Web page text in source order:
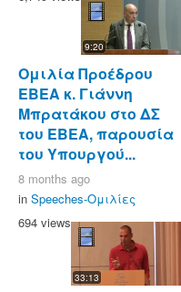
9:20
Ομιλία Προέδρου
ΕΒΕΑ κ. Γιάννη
Μπρατάκου στο ΔΣ
του ΕΒΕΑ, παρουσία
του Υπουργού...
8 months ago
in Speeches-Ομιλίες
694 views
33:13